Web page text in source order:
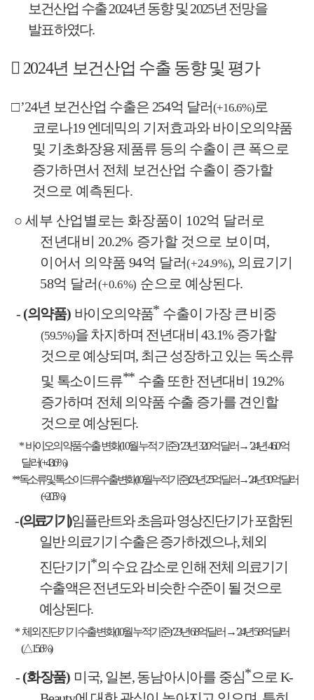
보건산업 수출2024년 동향 및2025년 전망을
발표하였다.
󰊱 2024년 보건산업 수출 동향 및 평가
□’24년 보건산업 수출은 254억 달러(+16.6%)로
코로나19엔데믹의 기저효과와 바이오의약품
및 기초화장용 제품류 등의 수출이 큰 폭으로
증가하면서 전체 보건산업 수출이 증가할
것으로 예측된다.
○ 세부 산업별로는 화장품이 102억 달러로
전년대비 20.2% 증가할 것으로 보이며,
이어서 의약품 94억 달러(+24.9%), 의료기기
58억 달러 (+0.6%) 순으로 예상된다.
- (의약품) 바이오의약품* 수출이 가장 큰 비중
(59.5%)을 차지하며 전년대비43.1% 증가할
것으로 예상되며, 최근 성장하고 있는 독소류
및 톡소이드류** 수출 또한 전년대비 19.2%
증가하며 전체 의약품 수출 증가를 견인할
것으로 예상된다.
*바이오의약품 수출 변화(10월 누적 기준): ’23년32.0억 달러→’24년46.0억
달러(+43.6%)
**독소류 및 톡소이드류 수출 변화(10월 누적 기준): ’23년2.5억 달러→’24년3.0억 달러
(+20.5%)
-(의료기기 )임플란트와 초음파 영상진단기가 포함된
일반 의료기기 수출은 증가하겠으나,체외
진단기기 *의 수요 감소로 인해 전체 의료기기
수출액은 전년도와 비슷한 수준이 될 것으로
예상된다.
* 체외 진단기기 수출 변화(10월 누적 기준): ’23년6.8억 달러 →’24년5.8억 달러
(△15.6%)
- (화장품) 미국, 일본,동남아시아를 중심*으로 K-